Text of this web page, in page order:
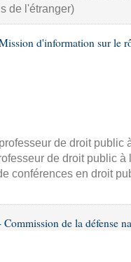
de l'étranger)
d'information sur le
de droit public
de droit public
conférences en droit
de la défense